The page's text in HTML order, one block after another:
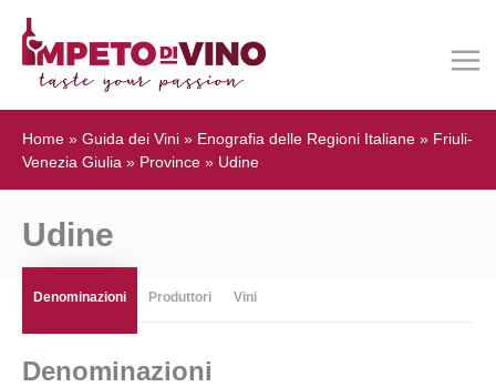
Home » Guida dei Vini » Enografia delle Regioni Italiane » Friuli-
Venezia Giulia » Province » Udine
Udine
Denominazioni Produttori Vini
Denominazioni